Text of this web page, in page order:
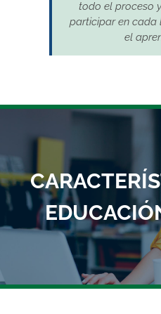
todo el proceso
participar en cada
el